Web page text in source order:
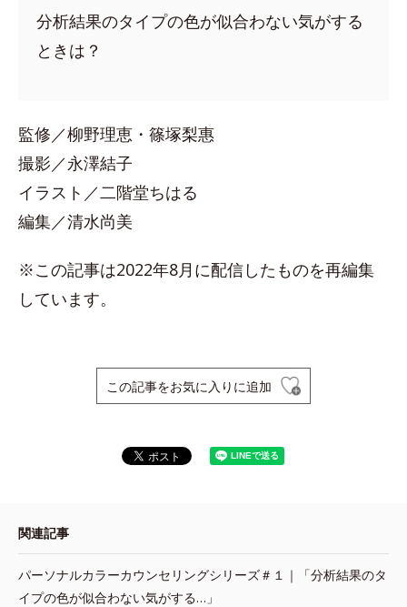
分析結果のタイプの色が似合わない気がする
ときは？
監修／柳野理恵・篠塚梨惠
撮影／永澤結子
イラスト／二階堂ちはる
編集／清水尚美
※この記事は2022年8月に配信したものを再編集
しています。
この記事をお気に入りに追加
関連記事
パーソナルカラーカウンセリングシリーズ＃１｜「分析結果のタ
イプの色が似合わない気がする…」